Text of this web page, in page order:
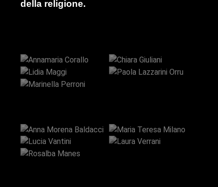
della religione.
Lidia Maggi
Lazzarini Orru
Marinella
Perroni
Lucia Vantini
Laura Verrani
Rosalba
Manes